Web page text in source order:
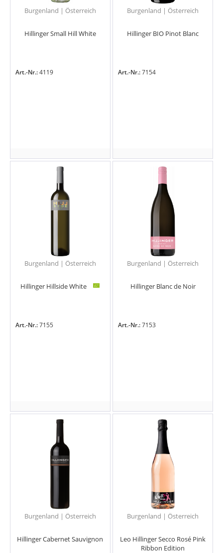
Burgenland | Österreich
Hillinger Small Hill White
Art.-Nr.:4119
Burgenland | Österreich
Hillinger BIO Pinot Blanc
Art.-Nr.:7154
Burgenland | Österreich
Hillinger Hillside White
Art.-Nr.:7155
Burgenland | Österreich
Hillinger Blanc de Noir
Art.-Nr.:7153
Burgenland | Österreich
Hillinger Cabernet Sauvignon
Burgenland | Österreich
Leo Hillinger Secco Rosé Pink
Ribbon Edition